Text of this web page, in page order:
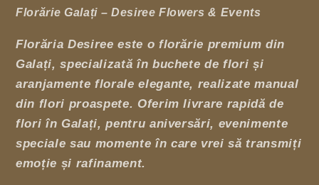
Florărie Galați – Desiree Flowers & Events
Florăria Desiree este o florărie premium din
Galați, specializată în buchete de flori și
aranjamente florale elegante, realizate manual
din flori proaspete. Oferim livrare rapidă de
flori în Galați, pentru aniversări, evenimente
speciale sau momente în care vrei să transmiți
emoție și rafinament.